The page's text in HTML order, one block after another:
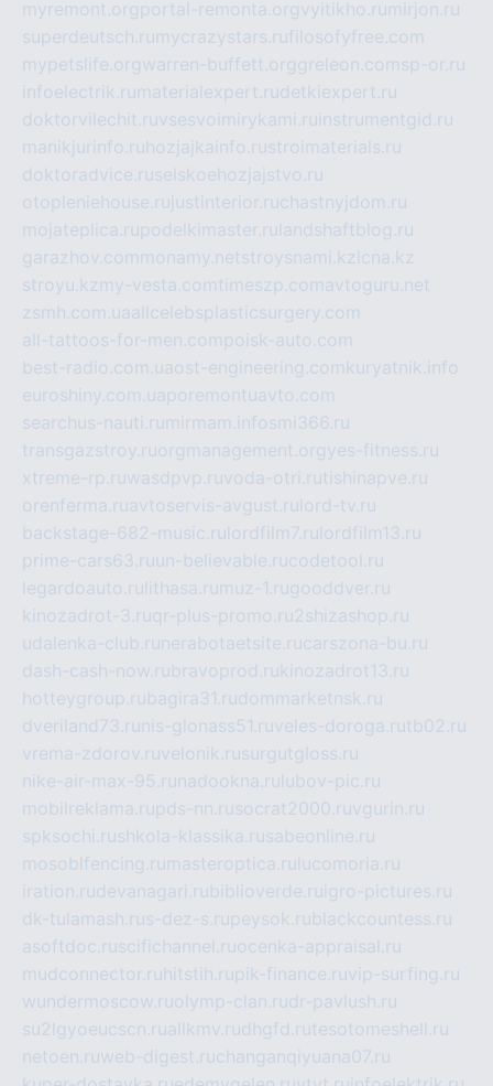
myremont.org portal-remonta.orgvyitikho.ru mirjon.ru
superdeutsch.ru mycrazystars.rufilosofyfree.com
mypetslife.orgwarren-buffett.orggreleon.comsp-or.ru
infoelectrik.ru materialexpert.rudetkiexpert.ru
doktorvilechit.ruvsesvoimirykami.ru instrumentgid.ru
manikjurinfo.ru hozjajkainfo.rustroimaterials.ru
doktoradvice.ruselskoehozjajstvo.ru
otopleniehouse.ru justinterior.ruchastnyjdom.ru
mojateplica.rupodelkimaster.ru landshaftblog.ru
garazhov.com monamy.netstroysnami.kz lcna.kz
stroyu.kz my-vesta.com timeszp.comavtoguru.net
zsmh.com.uaallcelebsplasticsurgery.com
all-tattoos-for-men.com poisk-auto.com
best-radio.com.uaost-engineering.com kuryatnik.info
euroshiny.com.ua poremontuavto.com
searchus-nauti.ru mirmam.infosmi366.ru
transgazstroy.ruorgmanagement.orgyes-fitness.ru
xtreme-rp.ruwasdpvp.ruvoda-otri.rutishinapve.ru
orenferma.ruavtoservis-avgust.ru lord-tv.ru
backstage-682-music.ru lordfilm7.ru lordfilm13.ru
prime-cars63.ruun-believable.rucodetool.ru
legardoauto.ru lithasa.ru muz-1.rugooddver.ru
kinozadrot-3.ruqr-plus-promo.ru2shizashop.ru
udalenka-club.ru nerabotaetsite.rucarszona-bu.ru
dash-cash-now.rubravoprod.rukinozadrot13.ru
hotteygroup.rubagira31.rudommarketnsk.ru
dveriland73.ru nis-glonass51.ruveles-doroga.rutb02.ru
vrema-zdorov.ruvelonik.rusurgutgloss.ru
nike-air-max-95.ru nadookna.ru lubov-pic.ru
mobilreklama.rupds-nn.rusocrat2000.ruvgurin.ru
spksochi.rushkola-klassika.rusabeonline.ru
mosoblfencing.ru masteroptica.ru lucomoria.ru
iration.rudevanagari.rubiblioverde.ru igro-pictures.ru
dk-tulamash.rus-dez-s.rupeysok.rublackcountess.ru
asoftdoc.ruscifichannel.ruocenka-appraisal.ru
mudconnector.ru hitstih.rupik-finance.ruvip-surfing.ru
wundermoscow.ruolymp-clan.rudr-pavlush.ru
su2lgyoeucscn.ruallkmv.rudhgfd.rutesotomeshell.ru
netoen.ruweb-digest.ruchanganqiyuana07.ru